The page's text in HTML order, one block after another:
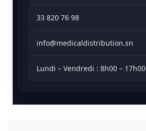
33 820 76 98
info@medicaldistribution.sn
Lundi – Vendredi : 8h00 – 17h00